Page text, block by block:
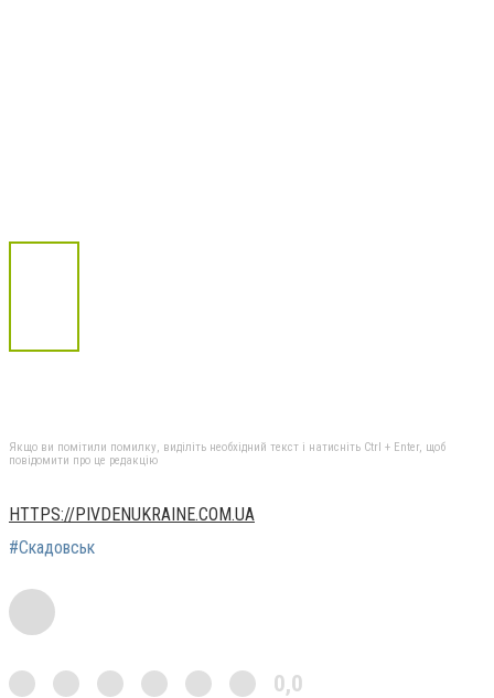
Якщо ви помітили помилку, виділіть необхідний текст і натисніть Ctrl + Enter, щоб
повідомити про це редакцію
HTTPS://PIVDENUKRAINE.COM.UA
#Скадовськ
0,0